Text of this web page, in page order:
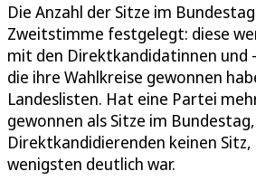
Die Anzahl der Sitze im
Zweitstimme festgelegt: diese
mit den Direktkandidatinnen und
die ihre Wahlkreise gewonnen
Landeslisten. Hat eine Partei
gewonnen als Sitze im
Direktkandidierenden keinen
wenigsten deutlich war.